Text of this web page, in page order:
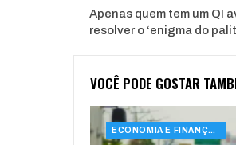
Apenas quem tem um QI
resolver o ‘enigma do
VOCÊ PODE GOSTAR
ECONOMIA E FINANÇAS